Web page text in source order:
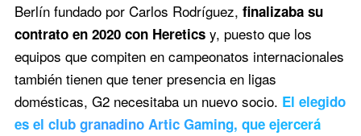
Berlín fundado por Carlos Rodríguez, finalizaba su
contrato en 2020 con Hereticsy, puesto que los
equipos que compiten en campeonatos internacionales
también tienen que tener presencia en ligas
domésticas, G2 necesitaba un nuevo socio. El elegido
es el club granadino Artic Gaming, que ejercerá